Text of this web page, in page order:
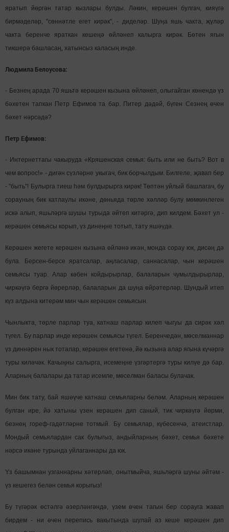
яратып йөргән татар кызлары булды. Ләкин, керәшен булгач, кияүгә
бирмәделәр, "сөннәтле егет кирәк", - диделәр. Шуңа яшь чакта, җүләр
чакта беренче яраткан кешеңә өйләнеп калырга кирәк. Бөтен ягын
тикшерә башласаң, хатынсыз каласың инде.
Людмила Белоусова:
- Безнең арада 70 яшьтә керәшен кызына өйләнеп, олыгайган көнендә үз
бәхетен тапкан Петр Ефимов та бар. Питер дәдәй, бүген Сезнең өчен
бәхет нәрсәдә?
Петр Ефимов:
- Интернеттагы чакыруда «Кряшенская семья: быть или не быть? Вот в
чем вопрос!» - дигән сүзләрне укыгач, бик борчылдым. Билгеле, җавап бер
- "быть"! Булырга тиеш һәм булдырырга кирәк! Төптән уйлый башлагач, бу
сорауның бик катлаулы икәне, дөньяда төрле хәлләр булу мөмкинлеген
искә алып, яшьләргә шушы турыда әйтеп китәргә, дип килдем. Бәхет ул -
керәшен семьясы корып, үз динеңне тотып, тату яшәүдә.
Керәшен жегете керәшен кызына өйләнә икән, монда сорау юк, дисәң дә
була. Берсен-берсе яратсалар, аңласалар, саннасалар, чын керәшен
семьясы туар. Алар кәбен койдырырлар, балаларын чумылдырырлар,
чиркәүгә бергә йөрерләр, балаларын да шуңа өйрәтерләр. Шундый итеп
күз алдына китерәм мин чын керәшен семьясын.
Чынлыкта, төрле парлар туа, катнаш парлар килеп чыгуы да сирәк хәл
түгел. Бу парлар инде керәшен семьясы түгел. Беренчедән, мөселманнар
үз диннәрен нык тоталар, керәшен егетенә, йә кызына алар ягына күчәргә
туры киләчәк. Качыңны салырга, исемеңне үзгәртергә туры килүе дә бар.
Аларның балалары да татар исемле, мөселман баласы булачак.
Мин бик тату, бай яшәүче катнаш семьяларны беләм. Аларның керәшен
булган ире, йә хатыны үзен керәшен дип саный, тик чиркәүгә йөрми,
безнең гореф-гадәтләрне тотмый. Бу семьялар, күбесенчә, атеистлар.
Мондый семьялардан сак булыгыз, андыйларның бәхет, семья бәхете
нәрсә икәне турында уйлаганнары да юк.
Yз башымнан узганнарны хәтерләп, онытмыйча, яшьләргә шуны әйтәм -
үз кешегез белән семья корыгыз!
Бу түгәрәк өстәлгә әзерләнгәндә, үзем өчен тагын бер сорауга жавап
бирдем - ни өчен перепись вакытында шулай aз кеше керәшен дип